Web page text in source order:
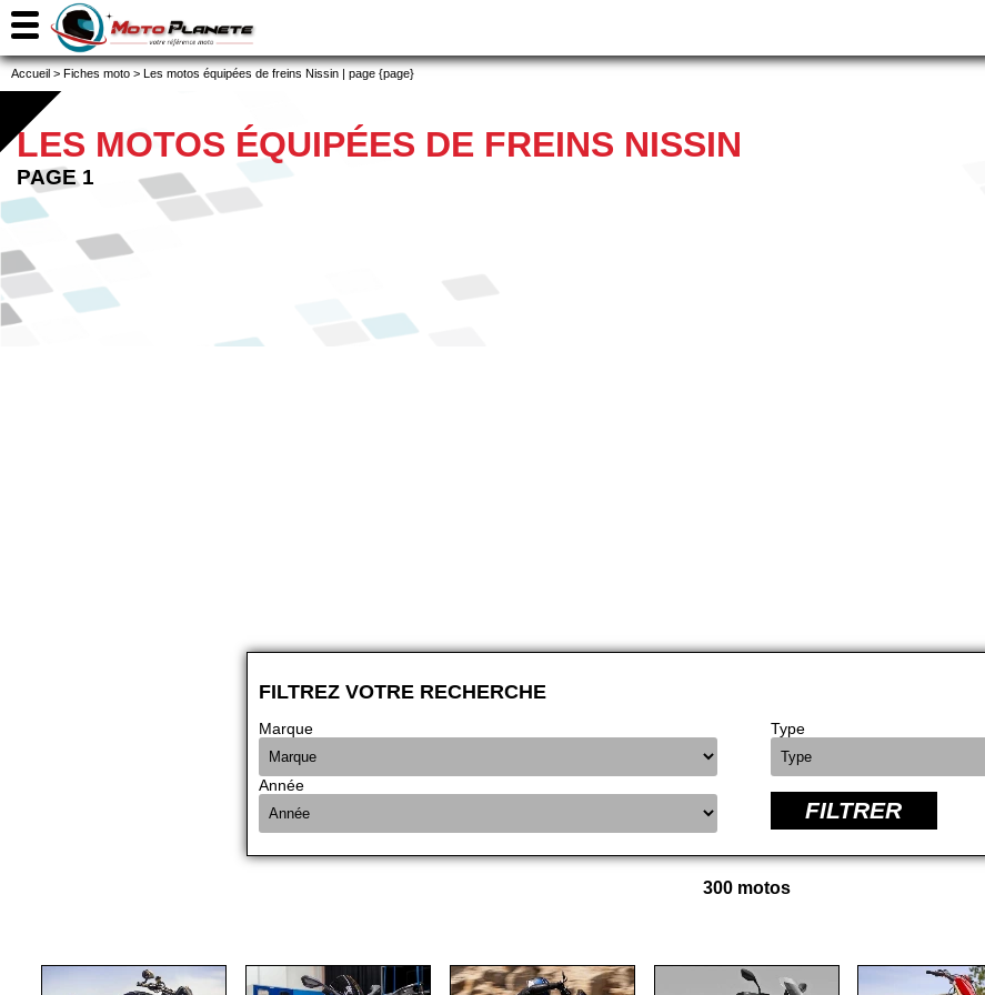
Accueil > Fiches moto > Les motos équipées de freins Nissin | page {page}
LES MOTOS ÉQUIPÉES DE FREINS NISSIN
PAGE 1
FILTREZ VOTRE RECHERCHE
Marque Type
Année
FILTRER
300 motos